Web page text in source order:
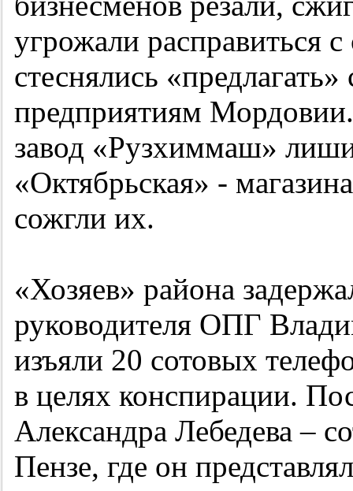
угрожали расправиться
стеснялись
предприятиям
завод «Рузхиммаш»
«Октябрьская» -
сожгли их.
«Хозяев» района
руководителя ОПГ
изъяли 20 сотовых
в целях конспирации.
Александра Лебедева –
Пензе, где он